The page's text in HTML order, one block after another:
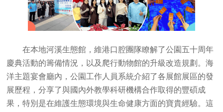
在本地河溪生態館，維港口腔團隊瞭解了公園五十周年
慶典活動的籌備情況，以及爬行動物館的升級改造規劃。海
洋主題宴會廳內，公園工作人員系統介紹了各展館展區的發
展歷程，分享了與國內外教學科研機構合作取得的豐碩成
果，特別是在維護生態環境與生命健康方面的寶貴經驗。這